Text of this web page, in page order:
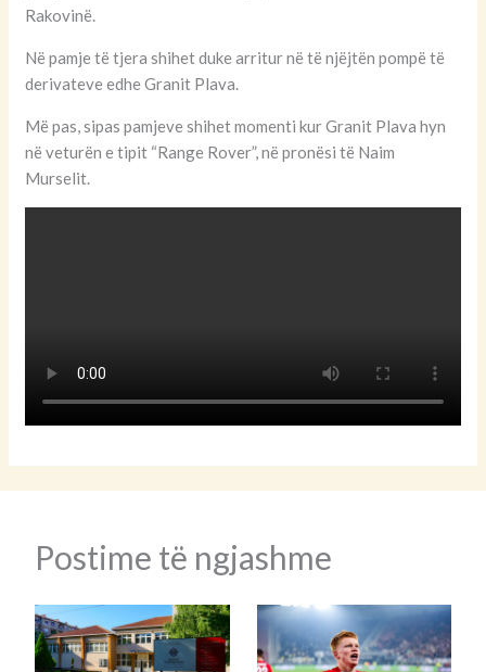
Rakovinë.
Në pamje të tjera shihet duke arritur në të njëjtën pompë të
derivateve edhe Granit Plava.
Më pas, sipas pamjeve shihet momenti kur Granit Plava hyn
në veturën e tipit “Range Rover”, në pronësi të Naim
Murselit.
Postime të ngjashme